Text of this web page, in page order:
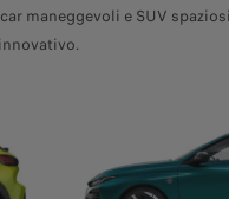
maneggevoli e SUV